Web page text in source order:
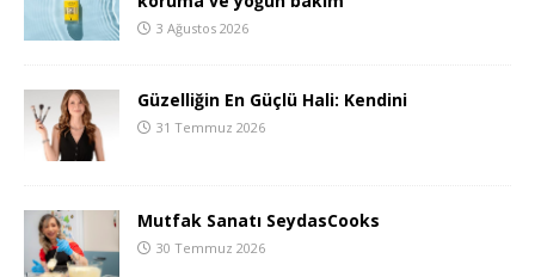
3 Ağustos 2026
Güzelliğin En Güçlü Hali: Kendini
31 Temmuz 2026
Mutfak Sanatı SeydasCooks
30 Temmuz 2026